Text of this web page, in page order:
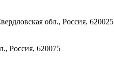
обл., Россия, 620025
Россия, 620075